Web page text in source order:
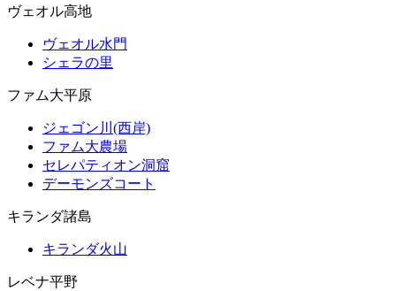
ヴェオル高地
ヴェオル水門
シェラの里
ファム大平原
ジェゴン川(西岸)
ファム大農場
セレパティオン洞窟
デーモンズコート
キランダ諸島
キランダ火山
レベナ平野